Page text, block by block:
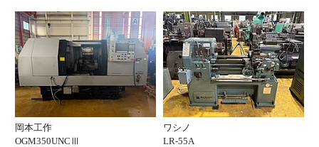
岡本工作
OGM350UNCⅢ
ワシノ
LR-55A